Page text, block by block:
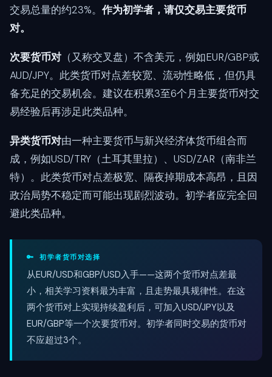
交易总量的约23%。 作为初学者，请仅交易主要货币
对。
次要货币对 （又称交叉盘）不含美元，例如EUR/GBP或
AUD/JPY。此类货币对点差较宽、流动性略低，但仍具
备充足的交易机会。建议在积累3至6个月主要货币对交
易经验后再涉足此类品种。
异类货币对由一种主要货币与新兴经济体货币组合而
成，例如USD/TRY（土耳其里拉）、USD/ZAR（南非兰
特）。此类货币对点差极宽、隔夜掉期成本高昂，且因
政治局势不稳定而可能出现剧烈波动。初学者应完全回
避此类品种。
🔑 初学者货币对选择
从EUR/USD和GBP/USD入手——这两个货币对点差最
小，相关学习资料最为丰富，且走势最具规律性。在这
两个货币对上实现持续盈利后，可加入USD/JPY以及
EUR/GBP等一个次要货币对。初学者同时交易的货币对
不应超过3个。